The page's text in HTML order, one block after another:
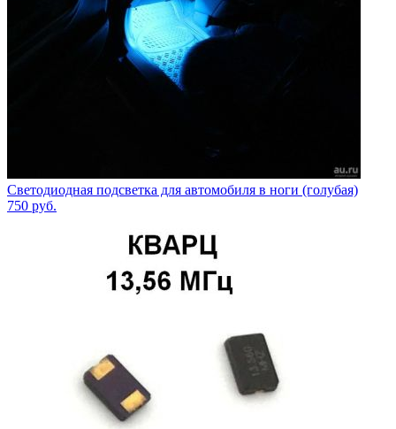
Светодиодная подсветка для автомобиля в ноги (голубая)
750 руб.